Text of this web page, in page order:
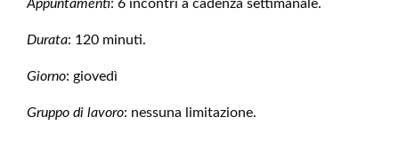
Appuntamenti: 6 incontri a cadenza settimanale.
Durata: 120 minuti.
Giorno: giovedì
Gruppo di lavoro: nessuna limitazione.